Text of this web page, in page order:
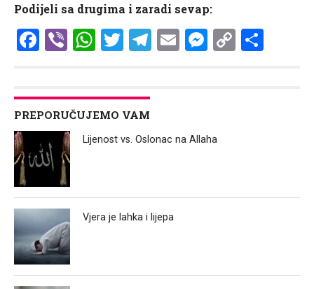
Podijeli sa drugima i zaradi sevap:
Facebook
ViberWhatsApp
Twitter
Telegram
EmailCopy
PREPORUČUJEMO VAM
Lijenost vs. Oslonac na Allaha
Vjera je lahka i lijepa